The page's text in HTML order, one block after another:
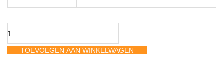
serie
aantal
TOEVOEGEN AAN WINKELWAGEN